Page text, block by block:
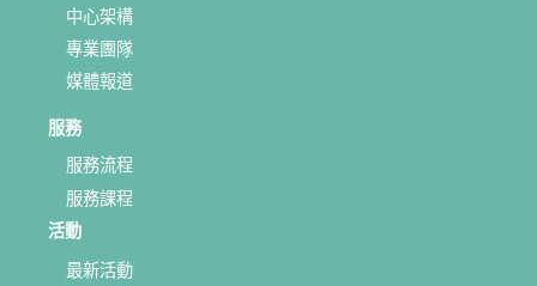
中心架構
專業團隊
媒體報道
服務
服務流程
服務課程
活動
最新活動